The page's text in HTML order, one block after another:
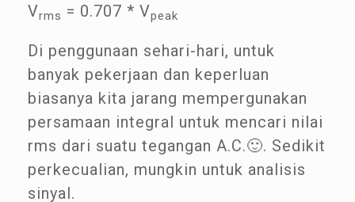
Vrms = 0.707 * Vpeak
Di penggunaan sehari-hari, untuk
banyak pekerjaan dan keperluan
biasanya kita jarang mempergunakan
persamaan integral untuk mencari nilai
rms dari suatu tegangan A.C.🙂. Sedikit
perkecualian, mungkin untuk analisis
sinyal.